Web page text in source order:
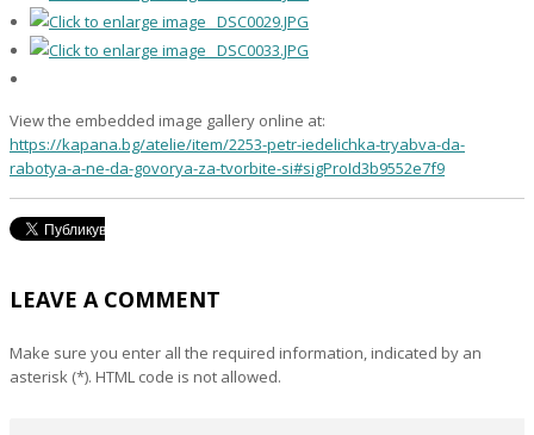
View the embedded image gallery online at:
https://kapana.bg/atelie/item/2253-petr-iedelichka-tryabva-da-
rabotya-a-ne-da-govorya-za-tvorbite-si#sigProId3b9552e7f9
LEAVE A COMMENT
Make sure you enter all the required information, indicated by an
asterisk (*). HTML code is not allowed.